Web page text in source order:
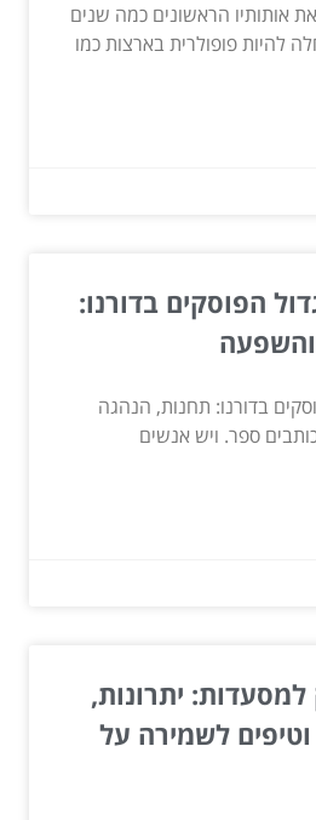
אותותיו הראשונים כמה שנים
להיות פופולרית בארצות כמו
הפוסקים בדורנו:
בדורנו: תחנות, הנהגה
ספר. ויש אנשים
יתרונות,
לשמירה על